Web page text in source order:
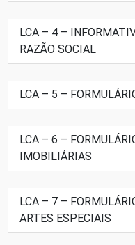
LCA – 4 –
RAZÃO SOCIAL
LCA – 5 –
LCA – 6 –
IMOBILIÁRIAS
LCA – 7 –
ARTES ESPECIAIS